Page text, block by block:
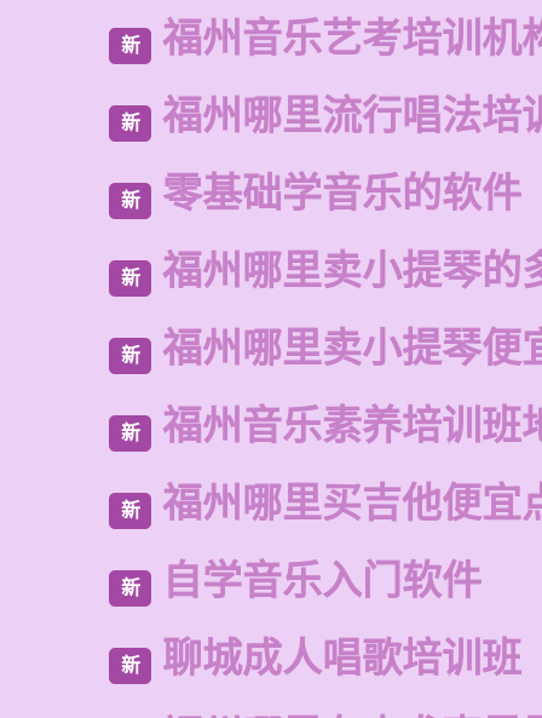
新 福州音乐艺考培训机
新 福州哪里流行唱法培
新 零基础学音乐的软件
新 福州哪里卖小提琴的
新 福州哪里卖小提琴便
新 福州音乐素养培训班
新 福州哪里买吉他便宜
新 自学音乐入门软件
新 聊城成人唱歌培训班